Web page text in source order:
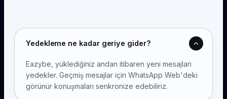
Yedekleme ne kadar geriye gider?
Eazybe, yüklediğiniz andan itibaren yeni mesajları
yedekler. Geçmiş mesajlar için WhatsApp Web'deki
görünür konuşmaları senkronize edebiliriz.